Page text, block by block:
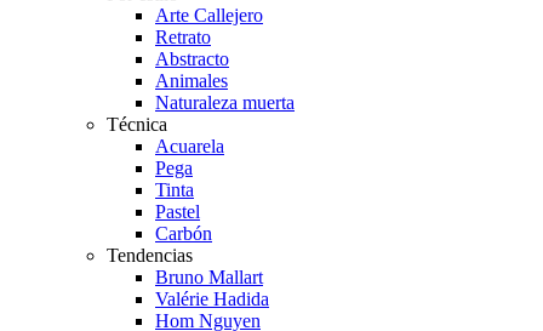
Arte Callejero
Retrato
Abstracto
Animales
Naturaleza muerta
Técnica
Acuarela
Pega
Tinta
Pastel
Carbón
Tendencias
Bruno Mallart
Valérie Hadida
Hom Nguyen